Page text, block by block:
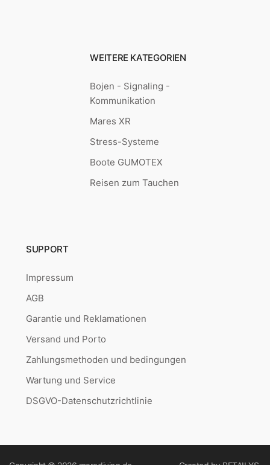
WEITERE KATEGORIEN
Bojen - Signaling -
Kommunikation
Mares XR
Stress-Systeme
Boote GUMOTEX
Reisen zum Tauchen
SUPPORT
Impressum
AGB
Garantie und Reklamationen
Versand und Porto
Zahlungsmethoden und bedingungen
Wartung und Service
DSGVO-Datenschutzrichtlinie